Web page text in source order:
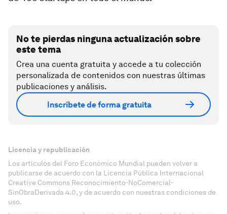
No te pierdas ninguna actualización sobre
este tema
Crea una cuenta gratuita y accede a tu colección
personalizada de contenidos con nuestras últimas
publicaciones y análisis.
Inscríbete de forma gratuita
Licencia y republicación
Los artículos del Foro Económico Mundial pueden volver a
publicarse de acuerdo con la Licencia Pública Internacional
Creative Commons Reconocimiento-NoComercial-
SinObraDerivada 4.0, y de acuerdo con nuestras condiciones de
uso.